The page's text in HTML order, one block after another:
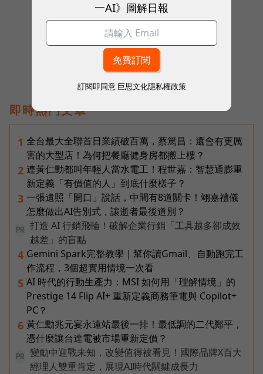
往下滑看下一篇文章
即時熱門文章
1 全台最大全聯首日業績破百萬，蔡篤昌：還會有更厲
害的大型店！為何把餐廳健身房都搬上樓？
2 連黃仁勳都叫年輕人當水電工！程世嘉：智慧通膨重
新定義「有價值的人」到底什麼樣子？
3 一張遺照「開口」說話，中間有8道關卡！翊嘉禮儀
怎麼做出AI告別式，讓逝者最後道別？
PR
打造 AI 行銷飛輪！破解企業行銷「工具越多卻成效
越差」的盲點
4 Gemini Spark完整教學｜幫你讀Gmail、自動跑完工
作流程，3個超實用情境一次看
5 AI 時代的行動生產力：MSI 如何用「理解情境」的
Prestige 14 Flip AI+ 重新定義商務筆電與 Copilot+
PC？
6 黃仁勳兆元宴永遠站最後一排！最低調的二代鄭平，
憑什麼讓台達電被市場重新定價？
PR
變動中迎戰未知，改變值得被看見！國際品牌X百大
經理人雙重肯定，展現AI時代關鍵成長力
一AI》圖解日報
訂閱即同意 巨思文化隱私權政策